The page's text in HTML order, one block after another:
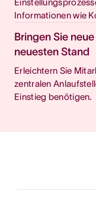
Informationen wie
Bringen Sie
neuesten Stand
Erleichtern Sie
zentralen
Einstieg benötigen.